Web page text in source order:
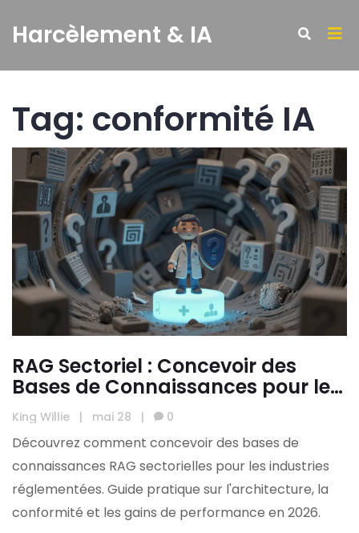
Harcèlement & IA
Tag: conformité IA
RAG Sectoriel : Concevoir des
Bases de Connaissances pour les
Industries Réglementées
King Willie | mai 28 | 0
Découvrez comment concevoir des bases de
connaissances RAG sectorielles pour les industries
réglementées. Guide pratique sur l'architecture, la
conformité et les gains de performance en 2026.